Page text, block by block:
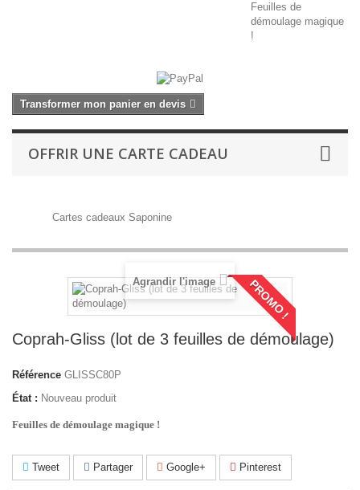
Feuilles de
démoulage magique
!
Transformer mon panier en devis
OFFRIR UNE CARTE CADEAU
Cartes cadeaux Saponine
PROMO !
Agrandir l'image
Coprah-Gliss (lot de 3 feuilles de démoulage)
Référence GLISSC80P
État : Nouveau produit
Feuilles de démoulage magique !
Tweet Partager Google+ Pinterest